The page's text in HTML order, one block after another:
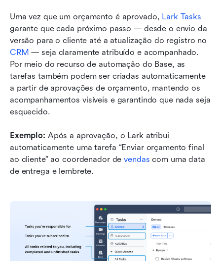
Uma vez que um orçamento é aprovado, Lark Tasks
garante que cada próximo passo — desde o envio da
CRM — seja claramente atribuído e acompanhado.
Por meio do recurso de automação do Base, as
tarefas também podem ser criadas automaticamente
a partir de aprovações de orçamento, mantendo os
acompanhamentos visíveis e garantindo que nada seja
esquecido.
Exemplo: Após a aprovação, o Lark atribui
automaticamente uma tarefa “Enviar orçamento final
ao cliente” ao coordenador de vendas com uma data
de entrega e lembrete.